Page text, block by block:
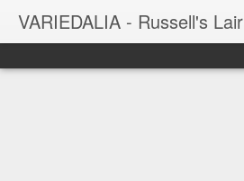
VARIEDALIA - Russell's Lair